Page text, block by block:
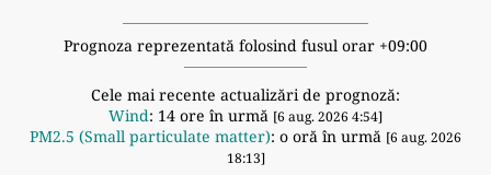
Prognoza reprezentată folosind fusul orar +09:00
Cele mai recente actualizări de prognoză:
Wind: 14 ore în urmă [6 aug. 2026 4:54]
PM2.5 (Small particulate matter): o oră în urmă [6 aug. 2026
18:13]